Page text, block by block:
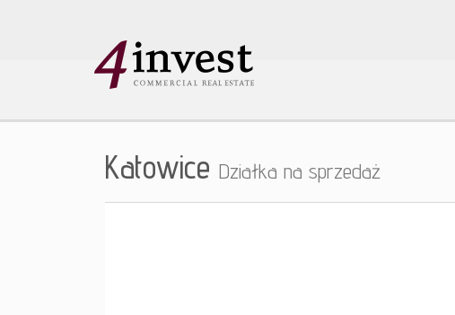
Katowice Działka na sprzedaż